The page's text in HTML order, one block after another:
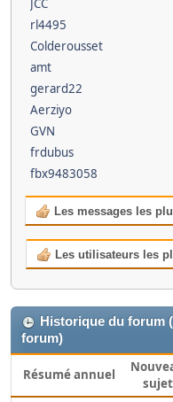
JCC
rl4495
Colderousset
amt
gerard22
Aerziyo
GVN
frdubus
fbx9483058
Les messages les
Les utilisateurs les
Historique du forum
forum)
Résumé annuel